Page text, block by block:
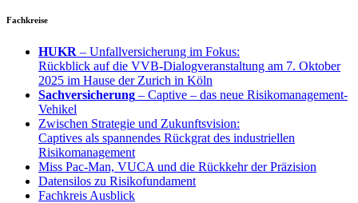
Fachkreise
HUKR – Unfallversicherung im Fokus:
Rückblick auf die VVB-Dialogveranstaltung am 7. Oktober
2025 im Hause der Zurich in Köln
Sachversicherung – Captive – das neue Risikomanagement-
Vehikel
Zwischen Strategie und Zukunftsvision:
Captives als spannendes Rückgrat des industriellen
Risikomanagement
Miss Pac-Man, VUCA und die Rückkehr der Präzision
Datensilos zu Risikofundament
Fachkreis Ausblick